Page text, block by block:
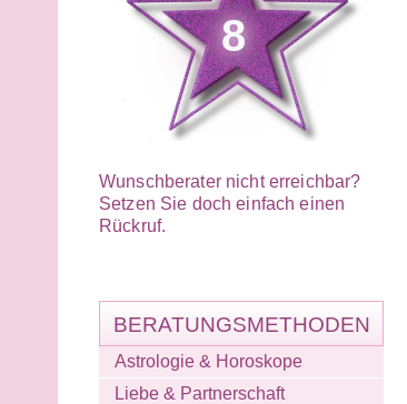
8
Wunschberater nicht erreichbar?
Setzen Sie doch einfach einen
Rückruf.
BERATUNGSMETHODEN
Astrologie & Horoskope
Liebe & Partnerschaft